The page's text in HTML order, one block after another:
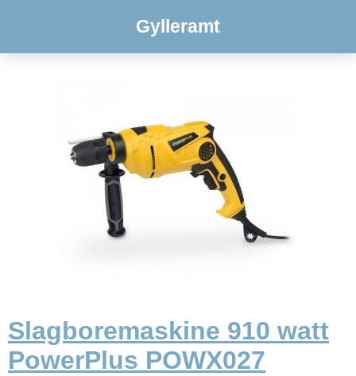
Gylleramt
Slagboremaskine 910 watt
PowerPlus POWX027